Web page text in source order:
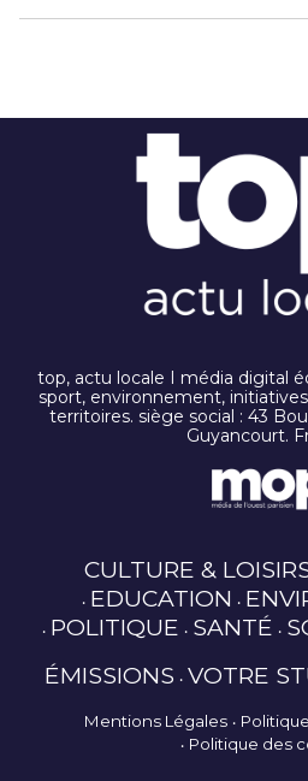
top, actu locale I média digital
sport, environnement,
territoires. siège social : 43
Guyancourt.
CULTURE &
EDUCATION
POLITIQUE SANTÉ
ÉMISSIONS VOTRE
Mentions Légales
Politique des